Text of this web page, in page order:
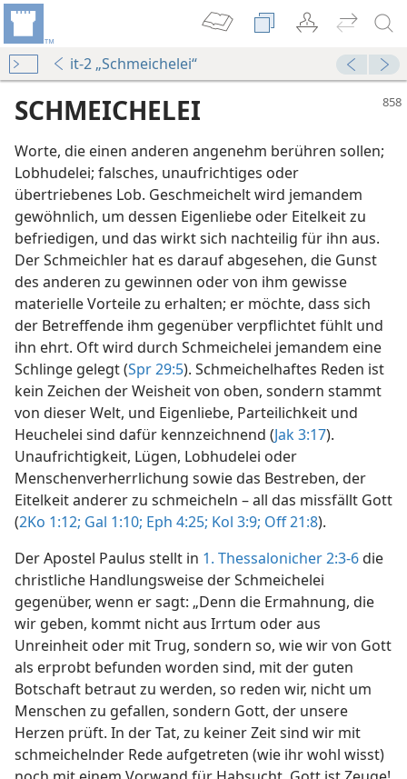
it-2 „Schmeichelei“
und auf Erden
SCHMEICHELEI
Worte, die einen anderen angenehm berühren sollen;
Lobhudelei; falsches, unaufrichtiges oder
übertriebenes Lob. Geschmeichelt wird jemandem
gewöhnlich, um dessen Eigenliebe oder Eitelkeit zu
befriedigen, und das wirkt sich nachteilig für ihn aus.
Der Schmeichler hat es darauf abgesehen, die Gunst
des anderen zu gewinnen oder von ihm gewisse
materielle Vorteile zu erhalten; er möchte, dass sich
der Betreffende ihm gegenüber verpflichtet fühlt und
ihn ehrt. Oft wird durch Schmeichelei jemandem eine
Schlinge gelegt (Spr 29:5). Schmeichelhaftes Reden ist
kein Zeichen der Weisheit von oben, sondern stammt
von dieser Welt, und Eigenliebe, Parteilichkeit und
Heuchelei sind dafür kennzeichnend (Jak 3:17).
Unaufrichtigkeit, Lügen, Lobhudelei oder
Menschenverherrlichung sowie das Bestreben, der
Eitelkeit anderer zu schmeicheln – all das missfällt Gott
(2Ko 1:12; Gal 1:10; Eph 4:25; Kol 3:9; Off 21:8).
Der Apostel Paulus stellt in 1. Thessalonicher 2:3-6die
christliche Handlungsweise der Schmeichelei
gegenüber, wenn er sagt: „Denn die Ermahnung, die
wir geben, kommt nicht aus Irrtum oder aus
Unreinheit oder mit Trug, sondern so, wie wir von Gott
als erprobt befunden worden sind, mit der guten
Botschaft betraut zu werden, so reden wir, nicht um
Menschen zu gefallen, sondern Gott, der unsere
Herzen prüft. In der Tat, zu keiner Zeit sind wir mit
schmeichelnder Rede aufgetreten (wie ihr wohl wisst)